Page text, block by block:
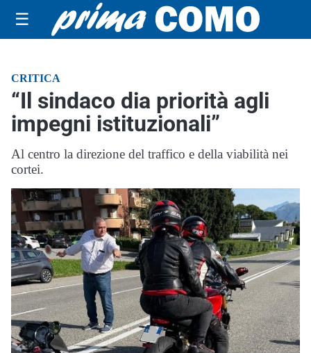
☰
CRITICA
“Il sindaco dia priorità agli
impegni istituzionali”
Al centro la direzione del traffico e della viabilità nei
cortei.